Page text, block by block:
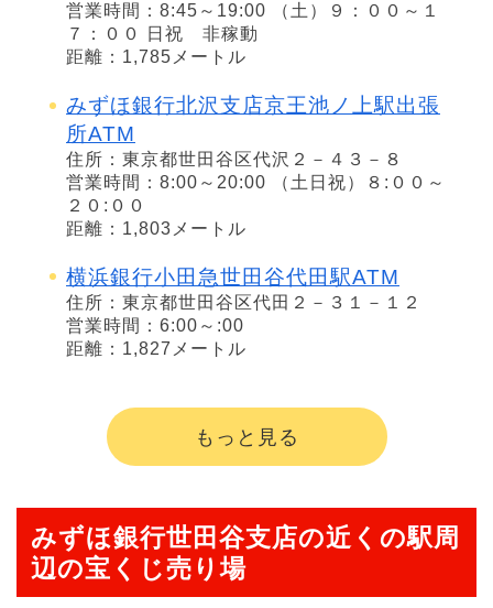
営業時間：8:45～19:00 （土）９：００～１
７：００ 日祝 非稼動
距離：1,785メートル
みずほ銀行北沢支店京王池ノ上駅出張
所ATM
住所：東京都世田谷区代沢２－４３－８
営業時間：8:00～20:00 （土日祝）８:００～
２０:００
距離：1,803メートル
横浜銀行小田急世田谷代田駅ATM
住所：東京都世田谷区代田２－３１－１２
営業時間：6:00～:00
距離：1,827メートル
もっと見る
みずほ銀行世田谷支店の近くの駅周
辺の宝くじ売り場